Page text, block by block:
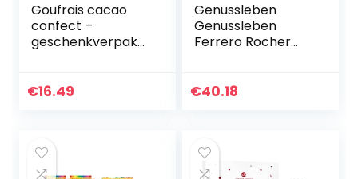
Goufrais cacao
confect –
geschenkverpakki
€16.49
Genussleben
Genussleben
Ferrero Rocher
grote verpakking,
€40.18